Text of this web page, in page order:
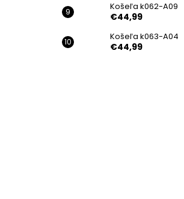
Košeľa k062-A09
€44,99
Košeľa k063-A04
€44,99